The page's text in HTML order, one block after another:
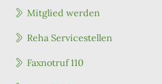
Mitglied werden
Reha Servicestellen
Faxnotruf 110